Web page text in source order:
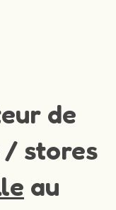
de
stores
au